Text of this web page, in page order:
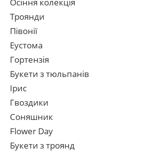
Троянди
Півонії
Еустома
Гортензія
Букети з тюльпанів
Ірис
Гвоздики
Соняшник
Flower Day
Букети з троянд